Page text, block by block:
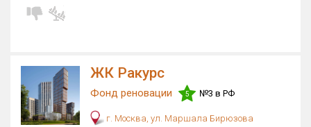
ЖК Ракурс
Фонд реновации 5 №3 в РФ
г. Москва, ул. Маршала Бирюзова